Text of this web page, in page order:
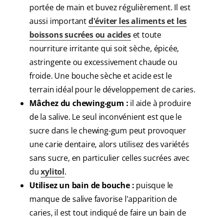
portée de main et buvez régulièrement. Il est
aussi importantd'éviter les aliments et les
boissons sucrées ou acideset toute
nourriture irritante qui soit sèche, épicée,
astringente ou excessivement chaude ou
froide. Une bouche sèche et acide est le
terrain idéal pour le développement de caries.
Mâchez du chewing-gum : il aide à produire
de la salive. Le seul inconvénient est que le
sucre dans le chewing-gum peut provoquer
une carie dentaire, alors utilisez des variétés
sans sucre, en particulier celles sucrées avec
duxylitol.
Utilisez un bain de bouche : puisque le
manque de salive favorise l'apparition de
caries, il est tout indiqué de faire un bain de